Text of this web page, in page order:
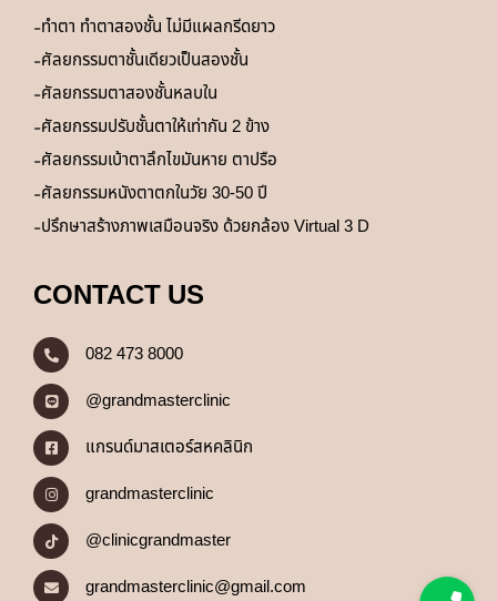
ทำตา ทำตาสองชั้น ไม่มีแผลกรีดยาว
ศัลยกรรมตาชั้นเดียวเป็นสองชั้น
ศัลยกรรมตาสองชั้นหลบใน
ศัลยกรรมปรับชั้นตาให้เท่ากัน 2 ข้าง
ศัลยกรรมเบ้าตาลึกไขมันหาย ตาปรือ
ศัลยกรรมหนังตาตกในวัย 30-50 ปี
ปรึกษาสร้างภาพเสมือนจริง ด้วยกล้อง Virtual 3 D
CONTACT US
082 473 8000
@grandmasterclinic
แกรนด์มาสเตอร์สหคลินิก
grandmasterclinic
@clinicgrandmaster
grandmasterclinic@gmail.com